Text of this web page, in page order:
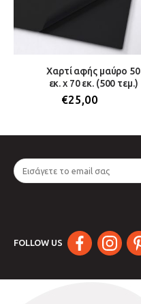
Χαρτί αφής μαύρο 50
εκ. x 70 εκ. (500 τεμ.)
€25,00
FOLLOW US